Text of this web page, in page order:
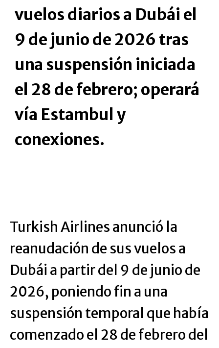
vuelos diarios a Dubái el
9 de junio de 2026 tras
una suspensión iniciada
el 28 de febrero; operará
vía Estambul y
conexiones.
Turkish Airlines anunció la
reanudación de sus vuelos a
Dubái a partir del 9 de junio de
2026, poniendo fin a una
suspensión temporal que había
comenzado el 28 de febrero del